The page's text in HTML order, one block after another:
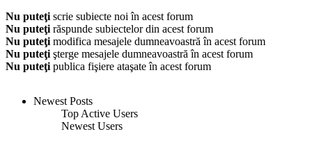
Nu puteţiscrie subiecte noi în acest forum
Nu puteţirăspunde subiectelor din acest forum
Nu puteţimodifica mesajele dumneavoastră în acest forum
Nu puteţişterge mesajele dumneavoastră în acest forum
Nu puteţipublica fişiere ataşate în acest forum
Newest Posts
Top Active Users
Newest Users